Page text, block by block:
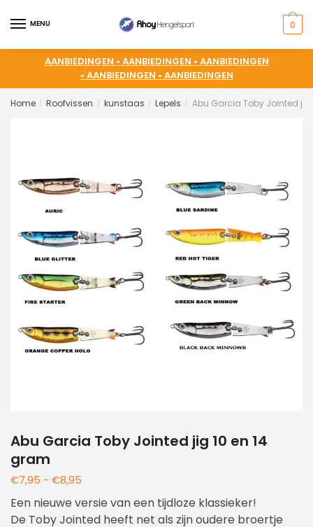
MENU 0
AANBIEDINGEN • AANBIEDINGEN • AANBIEDINGEN
• AANBIEDINGEN • AANBIEDINGEN
Home / Roofvissen / kunstaas / Lepels / Abu Garcia Toby Jointed jig
Abu Garcia Toby Jointed jig 10 en 14
gram
€7,95 - €8,95
Een nieuwe versie van een tijdloze klassieker!
De Toby Jointed heeft net als zijn oudere broertje